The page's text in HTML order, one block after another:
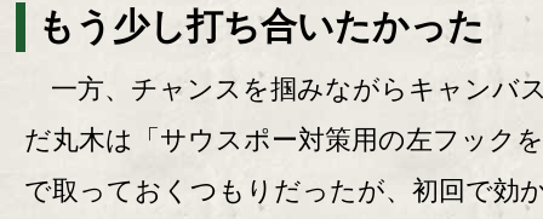
もう少し打ち合いたかった
一方、チャンスを掴みながらキャンバ
だ丸木は「サウスポー対策用の左フック
で取っておくつもりだったが、初回で効